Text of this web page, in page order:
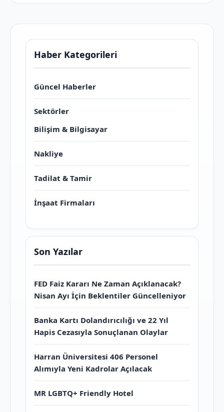
Haber Kategorileri
Güncel Haberler
Sektörler
Bilişim & Bilgisayar
Nakliye
Tadilat & Tamir
İnşaat Firmaları
Son Yazılar
FED Faiz Kararı Ne Zaman Açıklanacak?
Nisan Ayı İçin Beklentiler Güncelleniyor
Banka Kartı Dolandırıcılığı ve 22 Yıl
Hapis Cezasıyla Sonuçlanan Olaylar
Harran Üniversitesi 406 Personel
Alımıyla Yeni Kadrolar Açılacak
MR LGBTQ+ Friendly Hotel